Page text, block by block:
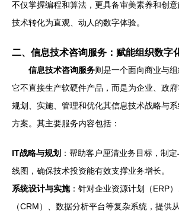
不仅掌握编程和算法，更具备审美素养和创
技术转化为直观、动人的数字体验。
二、信息技术咨询服务：赋能组织数字
信息技术咨询服务则是一个面向商业与组
它不直接生产软硬件产品，而是为企业、政
规划、实施、管理和优化其信息技术战略与
方案。其主要服务内容包括：
IT战略与规划 ：帮助客户厘清业务目标，制
线图，确保技术投资能有效支撑业务增长。
系统设计与实施：针对企业资源计划（ERP
（CRM）、数据分析平台等复杂系统，提供